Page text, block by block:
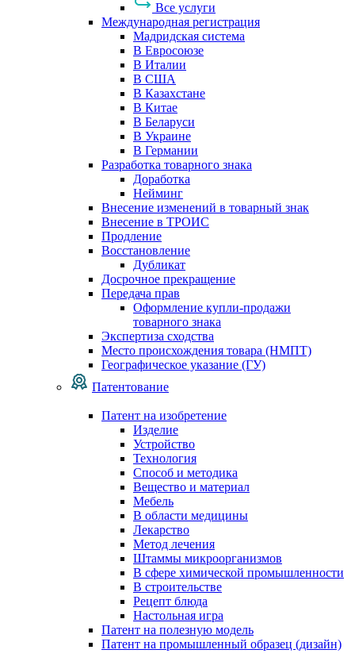
Все услуги
Международная регистрация
Мадридская система
В Евросоюзе
В Италии
В США
В Казахстане
В Китае
В Беларуси
В Украине
В Германии
Разработка товарного знака
Доработка
Нейминг
Внесение изменений в товарный знак
Внесение в ТРОИС
Продление
Восстановление
Дубликат
Досрочное прекращение
Передача прав
Оформление купли-продажи
товарного знака
Экспертиза сходства
Место происхождения товара (НМПТ)
Географическое указание (ГУ)
Патентование
Патент на изобретение
Изделие
Устройство
Технология
Способ и методика
Вещество и материал
Мебель
В области медицины
Лекарство
Метод лечения
Штаммы микроорганизмов
В сфере химической промышленности
В строительстве
Рецепт блюда
Настольная игра
Патент на полезную модель
Патент на промышленный образец (дизайн)